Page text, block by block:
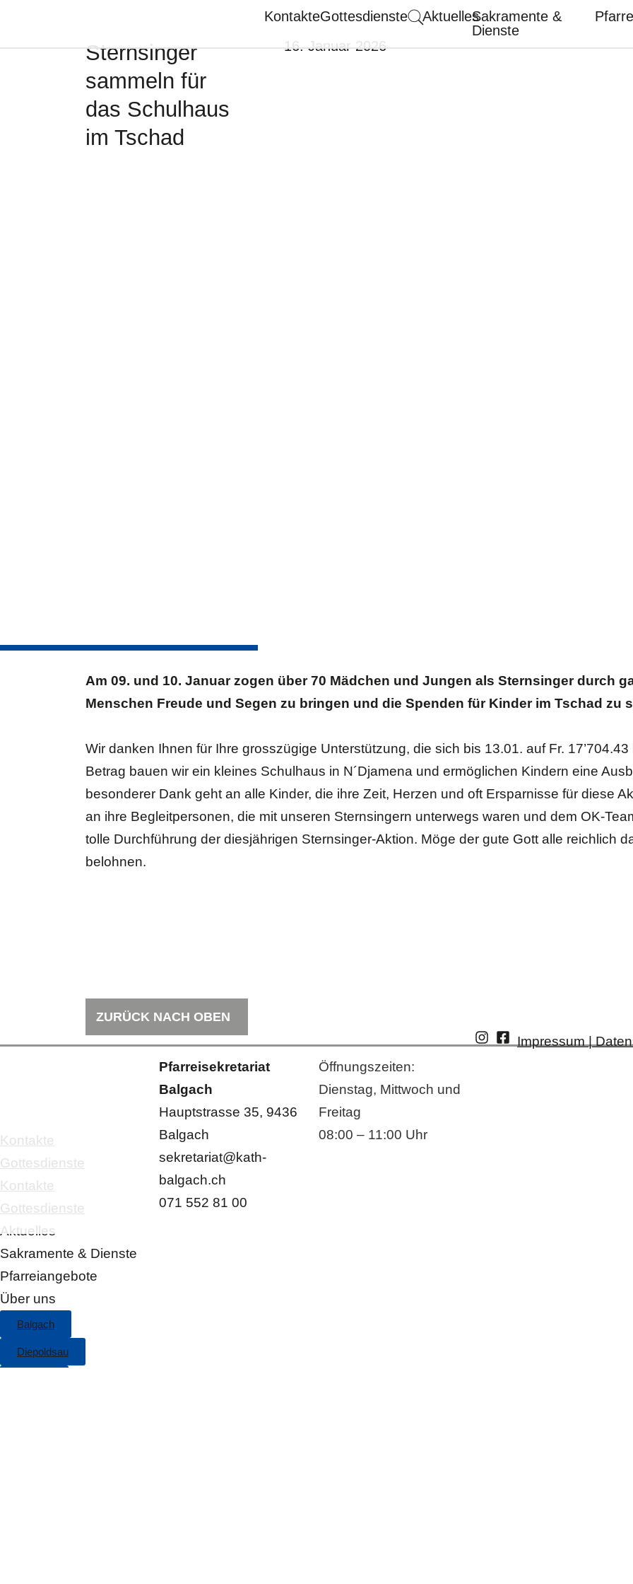
KontakteGottesdienste AktuellesSakramente &
Dienste
Sternsinger
sammeln für
das Schulhaus
im Tschad
16. Januar 2026
Am 09. und 10. Januar zogen über 70 Mädchen und Jungen als Sternsinger durch
Menschen Freude und Segen zu bringen und die Spenden für Kinder im Tschad zu
Wir danken Ihnen für Ihre grosszügige Unterstützung, die sich bis 13.01. auf Fr.
Betrag bauen wir ein kleines Schulhaus in N´Djamena und ermöglichen Kindern eine
besonderer Dank geht an alle Kinder, die ihre Zeit, Herzen und oft Ersparnisse für diese
an ihre Begleitpersonen, die mit unseren Sternsingern unterwegs waren und dem OK-
tolle Durchführung der diesjährigen Sternsinger-Aktion. Möge der gute Gott alle reichlich
belohnen.
ZURÜCK NACH OBEN
Pfarreisekretariat
Balgach
Hauptstrasse 35, 9436
Balgach
sekretariat@kath-
balgach.ch
071 552 81 00
Öffnungszeiten:
Dienstag, Mittwoch und
Freitag
08:00 – 11:00 Uhr
Impressum |
Kontakte
Gottesdienste
Kontakte
Gottesdienste
Aktuelles
Sakramente & Dienste
Pfarreiangebote
Über uns
Balgach
Diepoldsau